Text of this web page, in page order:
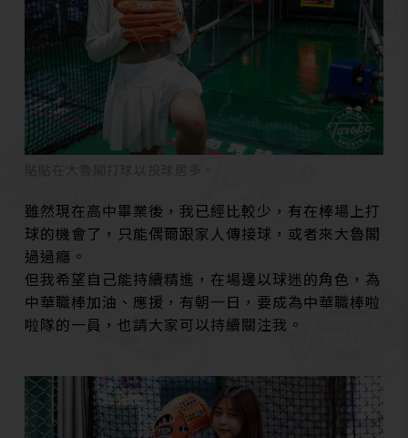
雖然現在高中畢業後，我已經比較少，有在棒場上打
球的機會了，只能偶爾跟家人傳接球，或者來大魯閣
過過癮。
但我希望自己能持續精進，在場邊以球迷的角色，為
中華職棒加油、應援，有朝一日，要成為中華職棒啦
啦隊的一員，也請大家可以持續關注我。